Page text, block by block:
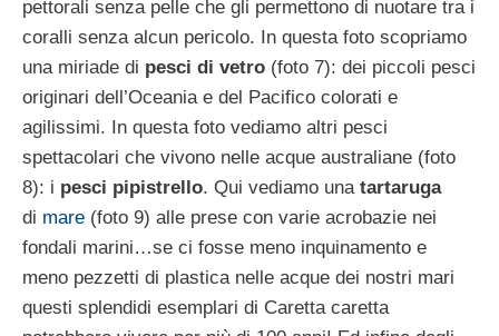
pettorali senza pelle che gli permettono di nuotare tra i
coralli senza alcun pericolo. In questa foto scopriamo
una miriade di pesci di vetro (foto 7): dei piccoli pesci
originari dell’Oceania e del Pacifico colorati e
agilissimi. In questa foto vediamo altri pesci
spettacolari che vivono nelle acque australiane (foto
8): i pesci pipistrello. Qui vediamo una tartaruga
di mare (foto 9) alle prese con varie acrobazie nei
fondali marini…se ci fosse meno inquinamento e
meno pezzetti di plastica nelle acque dei nostri mari
questi splendidi esemplari di Caretta caretta